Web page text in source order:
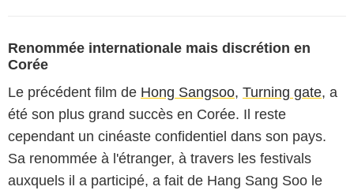
Renommée internationale mais discrétion en
Corée
Le précédent film de Hong Sangsoo, Turning gate, a
été son plus grand succès en Corée. Il reste
cependant un cinéaste confidentiel dans son pays.
Sa renommée à l'étranger, à travers les festivals
auxquels il a participé, a fait de Hang Sang Soo le